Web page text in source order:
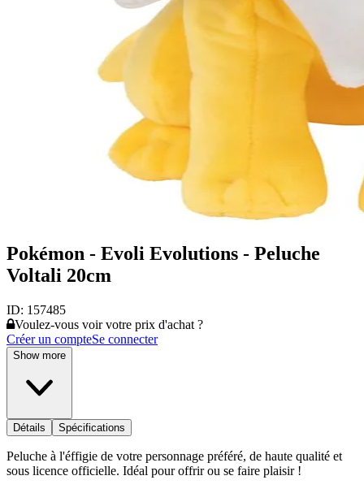
Pokémon - Evoli Evolutions - Peluche
Voltali 20cm
ID: 157485
Voulez-vous voir votre prix d'achat ?
Créer un compteSe connecter
Show more
Détails Spécifications
Peluche à l'éffigie de votre personnage préféré, de haute qualité et
sous licence officielle. Idéal pour offrir ou se faire plaisir !